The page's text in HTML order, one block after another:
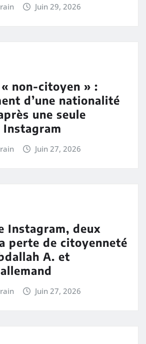
Juin 29, 2026
non-citoyen » :
d’une nationalité
une seule
Juin 27, 2026
Instagram, deux
perte de citoyenneté
A. et
Juin 27, 2026